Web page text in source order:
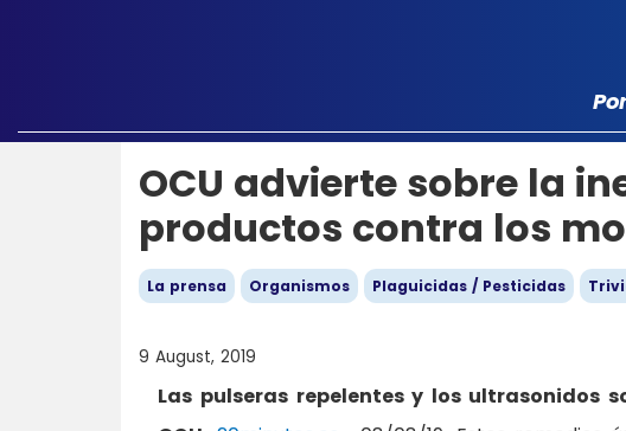
OCU advierte sobre la
productos contra los
La prensa Organismos Plaguicidas / Pesticidas
9 August, 2019
Las pulseras repelentes y los ultrasonidos